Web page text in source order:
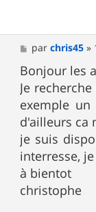
M
e
s
s
a
g
e
parchris45 »
Bonjour les
Je
exemple
d'ailleurs ca
je suis
interresse,
à bientot
christophe